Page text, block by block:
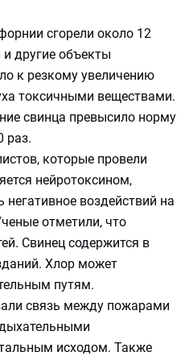
сгорели около 12
другие объекты
к резкому увеличению
токсичными веществами.
свинца превысило норму
раз.
которые провели
нейротоксином,
воздействий на
отметили, что
Свинец содержится в
Хлор может
путям.
связь между пожарами
исходом. Также